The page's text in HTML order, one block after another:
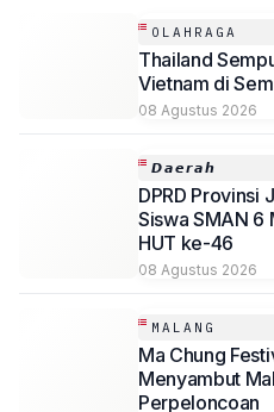
OLAHRAGA
Thailand
Vietnam di
08 Agustus 2026
𝘿𝙖𝙚𝙧𝙖𝙝
DPRD Provinsi
Siswa SMAN 6
HUT ke-46
08 Agustus 2026
MALANG
Ma Chung
Menyambut
Perpeloncoan